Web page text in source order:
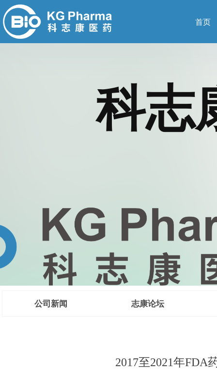
首页
2017至2021年FDA
科志
CMC法规咨
公司新闻 志康论坛